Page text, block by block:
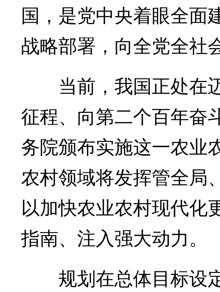
国，是党中央着眼全面
战略部署，向全党全社
当前，我国正处在
征程、向第二个百年奋
务院颁布实施这一农业
农村领域将发挥管全局
以加快农业农村现代化
指南、注入强大动力。
规划在总体目标设